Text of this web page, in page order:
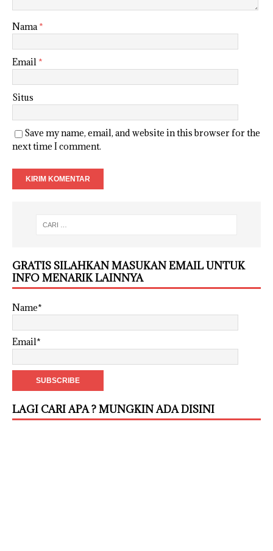
Nama*
Email *
Situs
Save my name, email, and website in this browser for the
next time I comment.
GRATIS SILAHKAN MASUKAN EMAIL UNTUK
INFO MENARIK LAINNYA
Name*
Email*
LAGI CARI APA ? MUNGKIN ADA DISINI